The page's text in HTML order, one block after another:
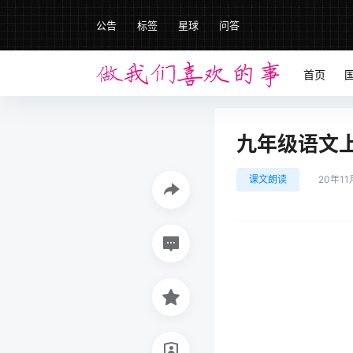
公告 标签 星球 问答
首页
九年级语文
课文朗读 20年11